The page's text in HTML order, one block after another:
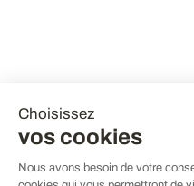
Choisissez
vos cookies
Nous avons besoin de votre